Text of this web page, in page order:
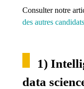
Consulter notre
des autres
1)
data